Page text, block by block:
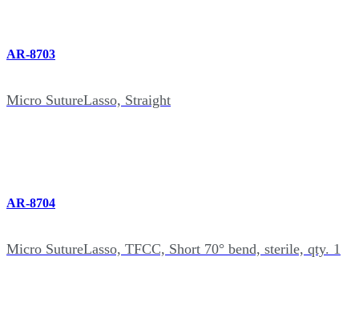
AR-8703
Micro SutureLasso, Straight
AR-8704
Micro SutureLasso, TFCC, Short 70° bend, sterile, qty. 1